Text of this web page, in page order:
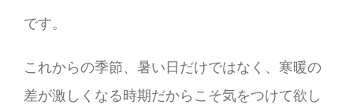
です。
これからの季節、暑い日だけではなく、寒暖の
差が激しくなる時期だからこそ気をつけて欲し